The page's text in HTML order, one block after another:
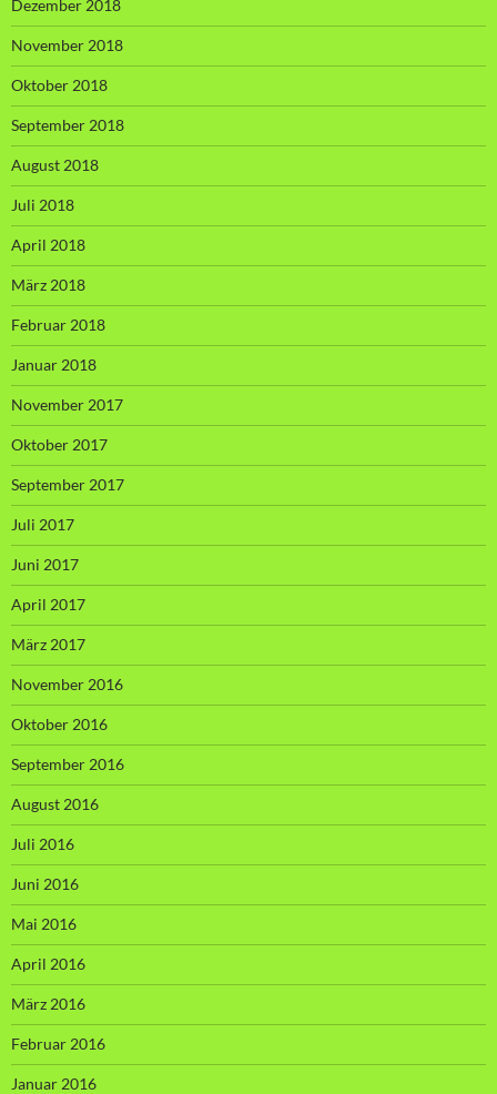
Dezember 2018
November 2018
Oktober 2018
September 2018
August 2018
Juli 2018
April 2018
März 2018
Februar 2018
Januar 2018
November 2017
Oktober 2017
September 2017
Juli 2017
Juni 2017
April 2017
März 2017
November 2016
Oktober 2016
September 2016
August 2016
Juli 2016
Juni 2016
Mai 2016
April 2016
März 2016
Februar 2016
Januar 2016